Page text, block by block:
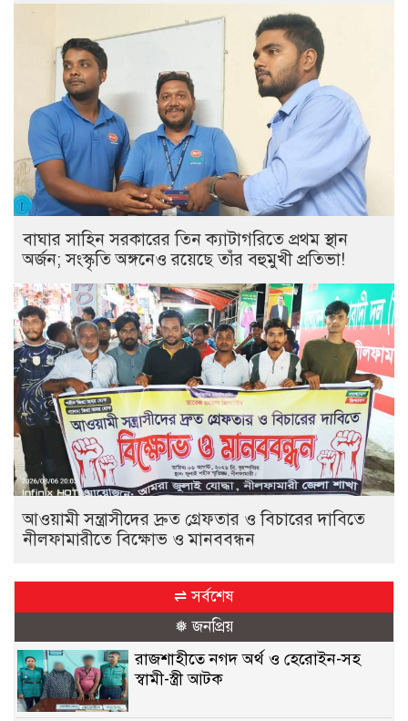
বাঘার সাহিন সরকারের তিন ক্যাটাগরিতে প্রথম স্থান
অর্জন; সংস্কৃতি অঙ্গনেও রয়েছে তাঁর বহুমুখী প্রতিভা!
আওয়ামী সন্ত্রাসীদের দ্রুত গ্রেফতার ও বিচারের দাবিতে
নীলফামারীতে বিক্ষোভ ও মানববন্ধন
⇌ সর্বশেষ
❅ জনপ্রিয়
রাজশাহীতে নগদ অর্থ ও হেরোইন-সহ
স্বামী-স্ত্রী আটক